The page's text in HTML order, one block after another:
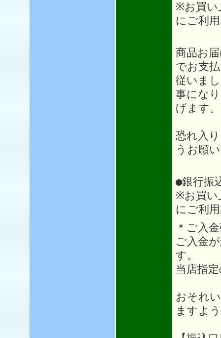
※お買い
にご利
商品お
でお支
従いま
事にな
げます。
恐れ入
うお願
●銀行振
※お買い
にご利
＊ご入
ご入金
す。
当店指
おそれ
ますよ